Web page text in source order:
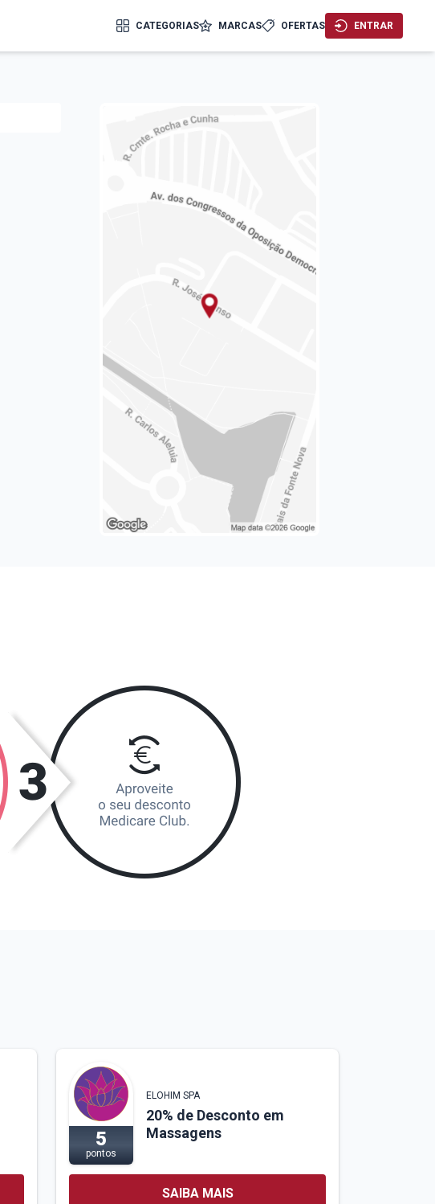
CATEGORIAS MARCAS OFERTAS ENTRAR
5
pontos
ELOHIM SPA
20% de Desconto em
Massagens
SAIBA MAIS